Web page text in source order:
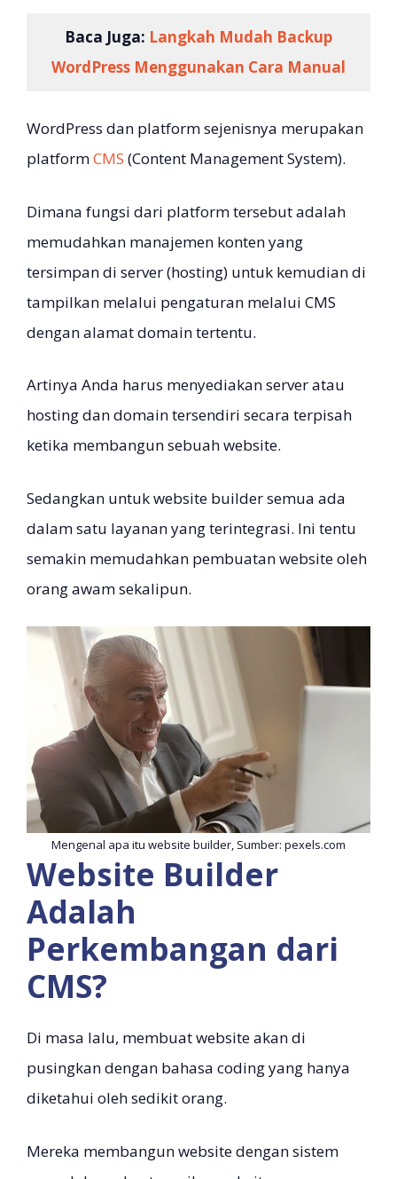
Baca Juga: Langkah Mudah Backup
WordPress Menggunakan Cara Manual
WordPress dan platform sejenisnya merupakan
platformCMS (Content Management System).
Dimana fungsi dari platform tersebut adalah
memudahkan manajemen konten yang
tersimpan di server (hosting) untuk kemudian di
tampilkan melalui pengaturan melalui CMS
dengan alamat domain tertentu.
Artinya Anda harus menyediakan server atau
hosting dan domain tersendiri secara terpisah
ketika membangun sebuah website.
Sedangkan untuk website builder semua ada
dalam satu layanan yang terintegrasi. Ini tentu
semakin memudahkan pembuatan website oleh
orang awam sekalipun.
Mengenal apa itu website builder, Sumber: pexels.com
Website Builder
Adalah
Perkembangan dari
CMS?
Di masa lalu, membuat website akan di
pusingkan dengan bahasa coding yang hanya
diketahui oleh sedikit orang.
Mereka membangun website dengan sistem